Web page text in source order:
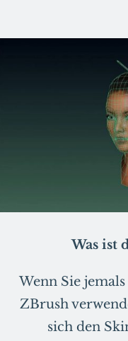
Was ist
Wenn Sie
ZBrush
sich den